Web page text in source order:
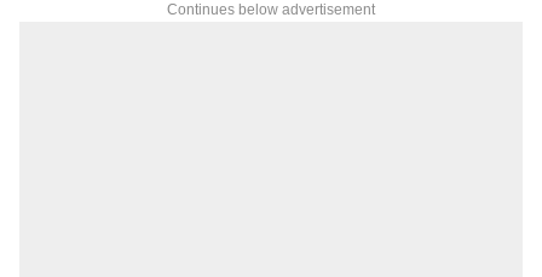
Continues below advertisement